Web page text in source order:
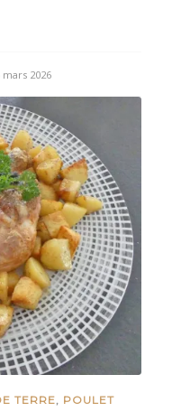
mars 2026
TERRE, POULET